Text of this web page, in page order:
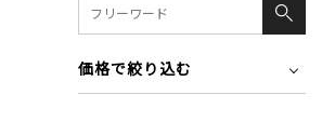
価格で絞り込む